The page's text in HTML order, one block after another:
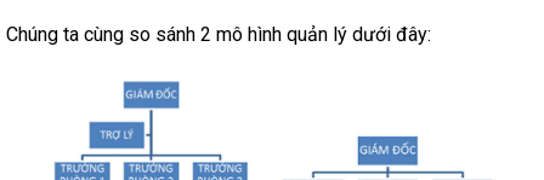
Chúng ta cùng so sánh 2 mô hình quản lý dưới đây: